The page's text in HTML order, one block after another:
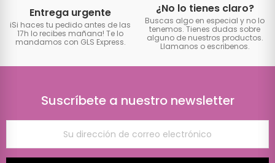
Entrega urgente
iSi haces tu pedido antes de las
17h lo recibes mañana! Te lo
mandamos con GLS Express.
¿No lo tienes claro?
Buscas algo en especial y no lo
tenemos. Tienes dudas sobre
alguno de nuestros productos.
Llamanos o escribenos.
Suscríbete a nuestro newsletter